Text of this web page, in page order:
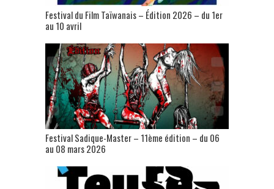
Festival du Film Taïwanais – Édition 2026 – du 1er
au 10 avril
Festival Sadique-Master – 11ème édition – du 06
au 08 mars 2026